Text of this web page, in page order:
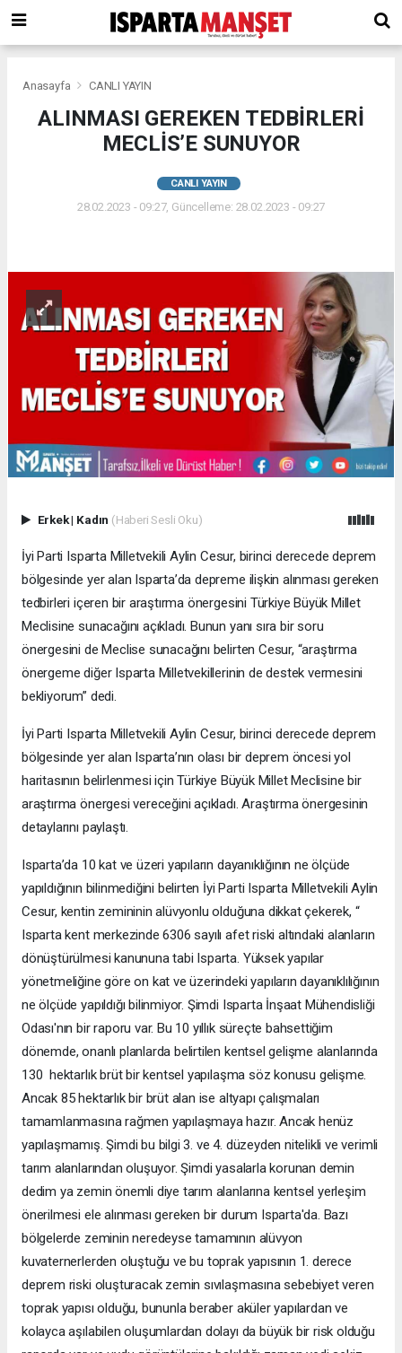
Anasayfa CANLI YAYIN
ALINMASI GEREKEN TEDBİRLERİ
MECLİS’E SUNUYOR
CANLI YAYIN
28.02.2023 - 09:27, Güncelleme: 28.02.2023 - 09:27
Erkek| Kadın (Haberi Sesli Oku)
İyi Parti Isparta Milletvekili Aylin Cesur, birinci derecede deprem
bölgesinde yer alan Isparta’da depreme ilişkin alınması gereken
tedbirleri içeren bir araştırma önergesini Türkiye Büyük Millet
Meclisine sunacağını açıkladı. Bunun yanı sıra bir soru
önergesini de Meclise sunacağını belirten Cesur, “araştırma
önergeme diğer Isparta Milletvekillerinin de destek vermesini
bekliyorum” dedi.
İyi Parti Isparta Milletvekili Aylin Cesur, birinci derecede deprem
bölgesinde yer alan Isparta’nın olası bir deprem öncesi yol
haritasının belirlenmesi için Türkiye Büyük Millet Meclisine bir
araştırma önergesi vereceğini açıkladı. Araştırma önergesinin
detaylarını paylaştı.
Isparta’da 10 kat ve üzeri yapıların dayanıklığının ne ölçüde
yapıldığının bilinmediğini belirten İyi Parti Isparta Milletvekili Aylin
Cesur, kentin zemininin alüvyonlu olduğuna dikkat çekerek, “
Isparta kent merkezinde 6306 sayılı afet riski altındaki alanların
dönüştürülmesi kanununa tabi Isparta. Yüksek yapılar
yönetmeliğine göre on kat ve üzerindeki yapıların dayanıklılığının
ne ölçüde yapıldığı bilinmiyor. Şimdi Isparta İnşaat Mühendisliği
Odası'nın bir raporu var. Bu 10 yıllık süreçte bahsettiğim
dönemde, onanlı planlarda belirtilen kentsel gelişme alanlarında
130 hektarlık brüt bir kentsel yapılaşma söz konusu gelişme.
Ancak 85 hektarlık bir brüt alan ise altyapı çalışmaları
tamamlanmasına rağmen yapılaşmaya hazır. Ancak henüz
yapılaşmamış. Şimdi bu bilgi 3. ve 4. düzeyden nitelikli ve verimli
tarım alanlarından oluşuyor. Şimdi yasalarla korunan demin
dedim ya zemin önemli diye tarım alanlarına kentsel yerleşim
önerilmesi ele alınması gereken bir durum Isparta'da. Bazı
bölgelerde zeminin neredeyse tamamının alüvyon
kuvaternerlerden oluştuğu ve bu toprak yapısının 1. derece
deprem riski oluşturacak zemin sıvılaşmasına sebebiyet veren
toprak yapısı olduğu, bununla beraber aküler yapılardan ve
kolayca aşılabilen oluşumlardan dolayı da büyük bir risk olduğu